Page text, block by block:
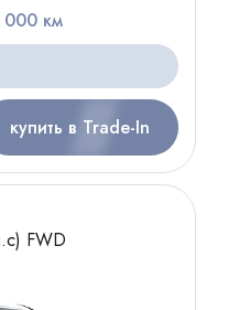
000 км
купить в Trade-In
FWD